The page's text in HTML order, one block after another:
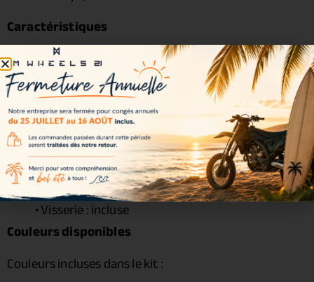
Caractéristiques
Cercle :Excel Signature 3.50 x 17
• Moyeu :Haan Wheels
• Rayons : acier zingué
• Écrous : acier renforcé
• Roulements : inclus
• Joints spy : inclus
• Entretoises : incluses
• Visserie : incluse
Couleurs disponibles
Couleurs incluses dans le kit :